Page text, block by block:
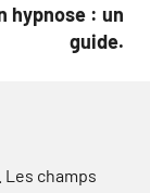
hypnose : un
guide.
Les champs